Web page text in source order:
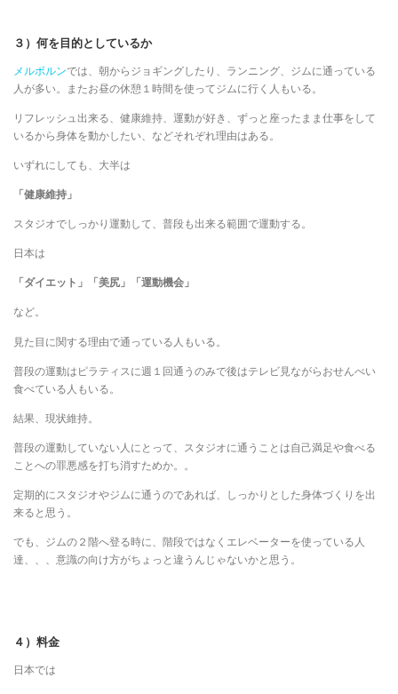
３）何を目的としているか
メルボルンでは、朝からジョギングしたり、ランニング、ジムに通っている
人が多い。またお昼の休憩１時間を使ってジムに行く人もいる。
リフレッシュ出来る、健康維持、運動が好き、ずっと座ったまま仕事をして
いるから身体を動かしたい、などそれぞれ理由はある。
いずれにしても、大半は
「健康維持」
スタジオでしっかり運動して、普段も出来る範囲で運動する。
日本は
「ダイエット」「美尻」「運動機会」
など。
見た目に関する理由で通っている人もいる。
普段の運動はピラティスに週１回通うのみで後はテレビ見ながらおせんべい
食べている人もいる。
結果、現状維持。
普段の運動していない人にとって、スタジオに通うことは自己満足や食べる
ことへの罪悪感を打ち消すためか。。
定期的にスタジオやジムに通うのであれば、しっかりとした身体づくりを出
来ると思う。
でも、ジムの２階へ登る時に、階段ではなくエレベーターを使っている人
達、、、意識の向け方がちょっと違うんじゃないかと思う。
４）料金
日本では